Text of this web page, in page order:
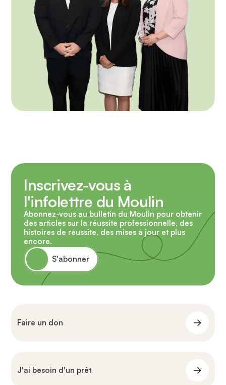
Inscrivez-vous à
l'infolettre du Moulin
Abonnez-vous au bulletin du Moulin pour obtenir
des articles sur la réussite professionnelle, des
histoires de réussite, des mises à jour et plus
encore.
S'abonner
Faire un don
J'ai besoin d'un prêt